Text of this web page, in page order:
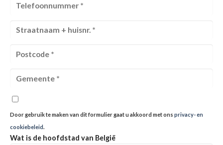
Door gebruik te maken van dit formulier gaat u akkoord met ons privacy- en
cookiebeleid.
Wat is de hoofdstad van België